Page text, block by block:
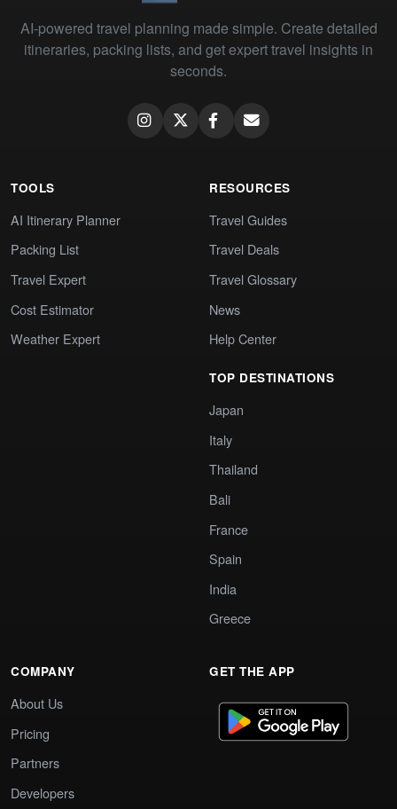
AI-powered travel planning made simple. Create detailed
itineraries, packing lists, and get expert travel insights in
seconds.
TOOLS
AI Itinerary Planner
Packing List
Travel Expert
Cost Estimator
Weather Expert
RESOURCES
Travel Guides
Travel Deals
Travel Glossary
News
Help Center
TOP DESTINATIONS
Japan
Italy
Thailand
Bali
France
Spain
India
Greece
COMPANY
About Us
Pricing
Partners
Developers
GET THE APP